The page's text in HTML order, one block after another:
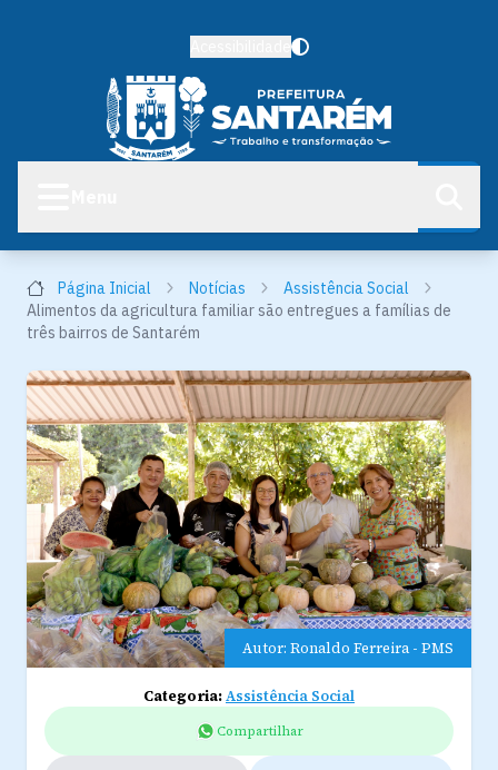
Página Inicial Notícias
Assistência Social
Alimentos da agricultura familiar são entregues a famílias de
três bairros de Santarém
Autor: Ronaldo Ferreira - PMS
Categoria:Assistência Social
Compartilhar